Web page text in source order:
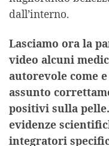
dall’interno.
Lasciamo ora la
video alcuni
autorevole come
assunto
positivi sulla
evidenze
integratori